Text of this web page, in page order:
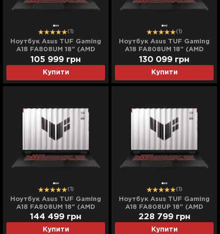
(1)
Ноутбук Asus TUF Gaming
A18 FA808UM 18" (AMD
Ryzen 7/32GB/2TB
(SSD)/RTX 5060)
(FA808UM-I322) (Standard)
Купити
105 999 грн
(1)
Ноутбук Asus TUF Gaming
A18 FA808UM 18" (AMD
Ryzen 7/64GB/2TB
(SSD)/RTX 5060)
(FA808UM-I642) (Standard)
Купити
130 099 грн
(1)
Ноутбук Asus TUF Gaming
A18 FA808UM 18" (AMD
Ryzen 7/64GB/4TB
(SSD)/RTX 5060)
(FA808UM-I644) (Standard)
Купити
144 499 грн
(1)
Ноутбук Asus TUF Gaming
A18 FA808UP 18" (AMD
Ryzen 7/128GB/4TB
(SSD)/RTX 5070)
(FA808UP-NS81) (Standard)
Купити
228 799 грн